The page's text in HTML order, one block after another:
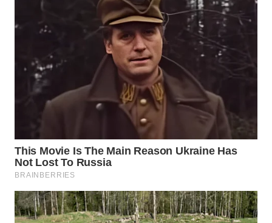
LABUHANBATU
TAPANULI
TENGAH
WN DELI
WN
TEBING
TINGGI
WN